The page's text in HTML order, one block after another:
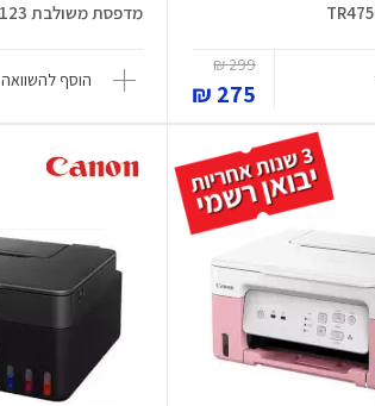
299 ₪
275 ₪
מדפסת משולבת OfficeJet Pro 9123
הוסף להשוואה